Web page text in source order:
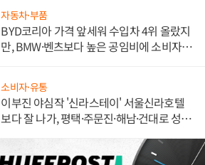
자동차·부품
BYD코리아 가격 앞세워 수입차 4위 올랐지
만, BMW·벤츠보다 높은 공임비에 소비자
소비자·유통
이부진 야심작 '신라스테이' 서울신라호텔
보다 잘 나가, 평택·주문진·해남·건대로 성